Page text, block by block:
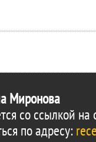
Миронова
со ссылкой на
по адресу: